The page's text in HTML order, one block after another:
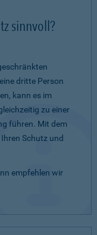
sinnvoll?
dritte Person
kann es im
zu einer
führen. Mit dem
Schutz und
empfehlen wir